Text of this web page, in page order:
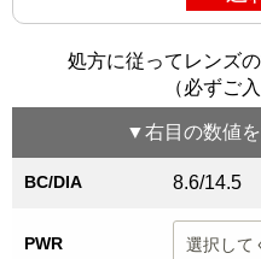
処方に従ってレンズ
（必ずご
▼右目 の数値
BC/DIA 8.6/14.5
PWR